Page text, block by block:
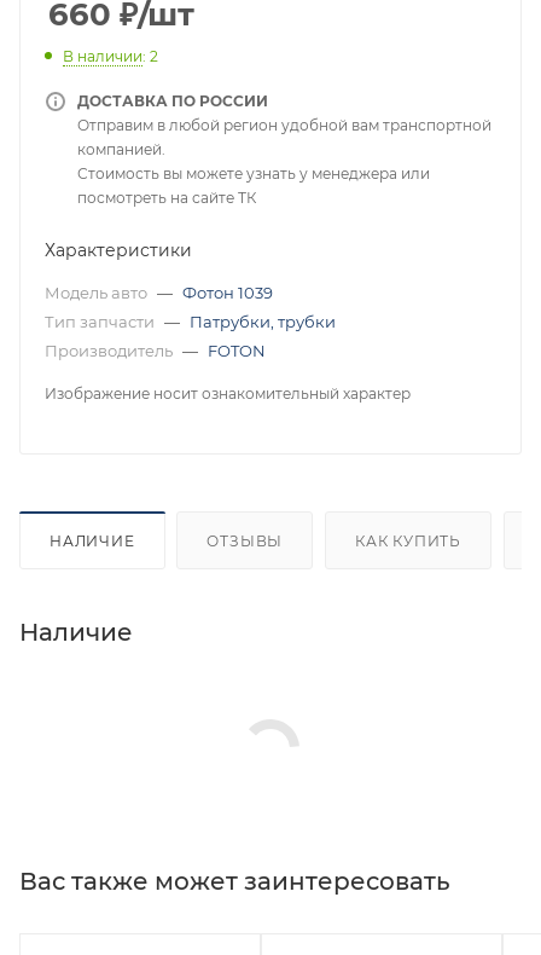
660 ₽/шт
В наличии: 2
ДОСТАВКА ПО РОССИИ
Отправим в любой регион удобной вам транспортной
компанией.
Стоимость вы можете узнать у менеджера или
посмотреть на сайте ТК
Характеристики
Модель авто — Фотон 1039
Тип запчасти — Патрубки, трубки
Производитель — FOTON
Изображение носит ознакомительный характер
НАЛИЧИЕ ОТЗЫВЫ КАК КУПИТЬ
Наличие
Вас также может заинтересовать